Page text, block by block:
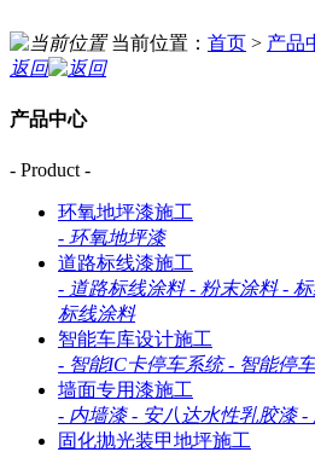
当前位置： 首页 > 产品
返回
产品中心
- Product -
环氧地坪漆施工
- 环氧地坪漆
道路标线漆施工
- 道路标线涂料 - 粉末涂料 -
标线涂料
智能车库设计施工
- 智能IC卡停车系统 - 智能停
墙面专用漆施工
- 内墙漆 - 安八达水性乳胶漆 -
固化抛光装甲地坪施工